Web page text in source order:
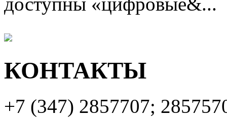
КОНТАКТЫ
+7 (347) 2857707;